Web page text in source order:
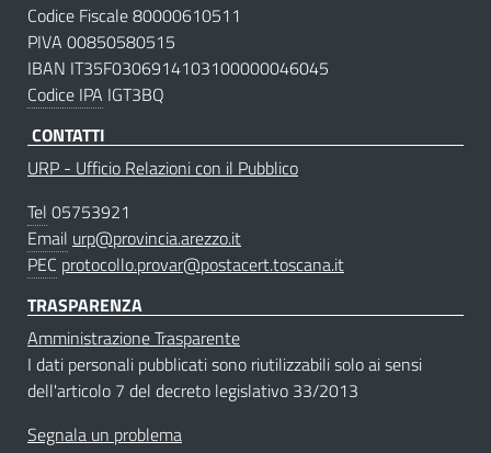
Codice Fiscale 80000610511
PIVA 00850580515
IBAN IT35F0306914103100000046045
Codice IPA IGT3BQ
CONTATTI
URP - Ufficio Relazioni con il Pubblico
Tel 05753921
Email urp@provincia.arezzo.it
PEC protocollo.provar@postacert.toscana.it
TRASPARENZA
Amministrazione Trasparente
I dati personali pubblicati sono riutilizzabili solo ai sensi
dell'articolo 7 del decreto legislativo 33/2013
Segnala un problema